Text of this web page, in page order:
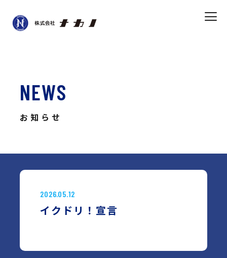
NEWS
お知らせ
2026.05.12
イクドリ！宣言